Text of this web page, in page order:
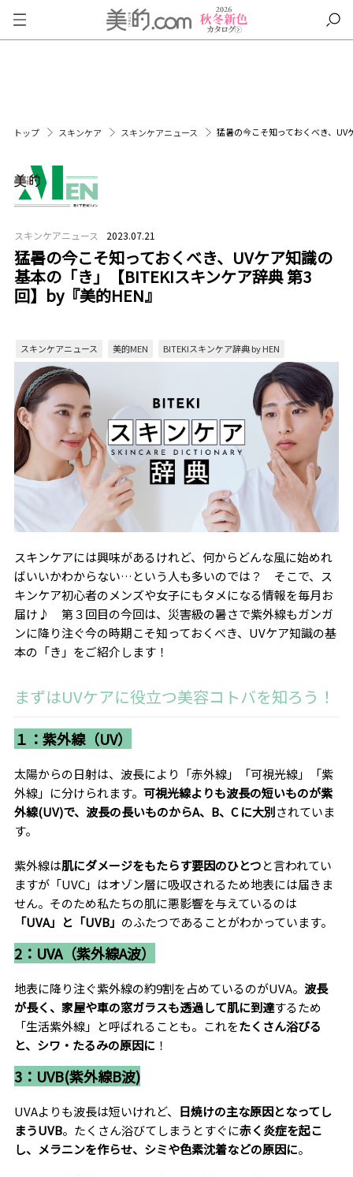
トップ スキンケア スキンケアニュース 猛暑の今こそ知っておくべき、
スキンケアニュース 2023.07.21
猛暑の今こそ知っておくべき、UVケア知識の
基本の「き」【BITEKIスキンケア辞典 第3
回】by『美的HEN』
スキンケアニュース 美的MEN BITEKIスキンケア辞典 by HEN
スキンケアには興味があるけれど、何からどんな風に始めれ
ばいいかわからない…という人も多いのでは？ そこで、ス
キンケア初心者のメンズや女子にもタメになる情報を毎月お
届け♪ 第３回目の今回は、災害級の暑さで紫外線もガンガ
ンに降り注ぐ今の時期こそ知っておくべき、UVケア知識の基
本の「き」をご紹介します！
まずはUVケアに役立つ美容コトバを知ろう！
１：紫外線（UV）
太陽からの日射は、波長により「赤外線」「可視光線」「紫
外線」に分けられます。 可視光線よりも波長の短いものが紫
外線(UV)で、 波長の長いものからA、B、C に大別されていま
す。
紫外線は肌にダメージをもたらす要因のひとつと言われてい
ますが「UVC」はオゾン層に吸収されるため地表には届きま
せん。そのため私たちの肌に悪影響を与えているのは
「UVA」と「UVB」 のふたつであることがわかっています。
2：UVA（紫外線A波）
地表に降り注ぐ紫外線の約9割を占めているのがUVA。 波長
が長く、家屋や車の窓ガラスも透過して肌に到達するため
「生活紫外線」と呼ばれることも。これをたくさん浴びる
と、シワ・たるみの原因に ！
3：UVB(紫外線B波)
UVAよりも波長は短いけれど、 日焼けの主な原因となってし
まうUVB。たくさん浴びてしまうとすぐに赤く炎症を起こ
し、メラニンを作らせ、シミや色素沈着などの原因に。